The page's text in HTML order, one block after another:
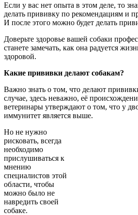
Если у вас нет опыта в этом деле, то
делать прививку по рекомендациям и
И после этого можно будет делать
Доверьте здоровье вашей собаки
станете замечать, как она радуется
здоровой.
Какие прививки делают собакам?
Важно знать о том, что делают
случае, здесь неважно, её
ветеринары утверждают о том, что у
иммунитет является выше.
Но не нужно
рисковать, всегда
необходимо
прислушиваться к
мнению
специалистов этой
области, чтобы
можно было не
навредить своей
собаке.